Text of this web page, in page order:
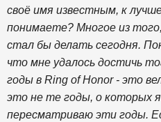
своё имя известным, к
понимаете? Многое из
стал бы делать сегодня.
что мне удалось достичь
годы в Ring of Honor - это
это не те годы, о которых
пересматриваю эти годы.